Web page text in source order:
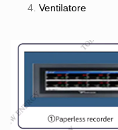
Ventilatore